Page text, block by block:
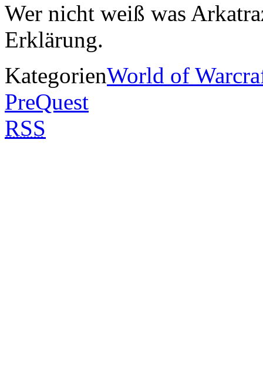
Wer nicht weiß was
Erklärung.
KategorienWorld of
PreQuest
RSS